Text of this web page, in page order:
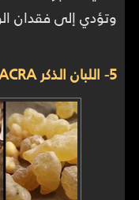
وتؤدي إلى فقدان
5- اللبان الذكر BOSWELLIA SACRA